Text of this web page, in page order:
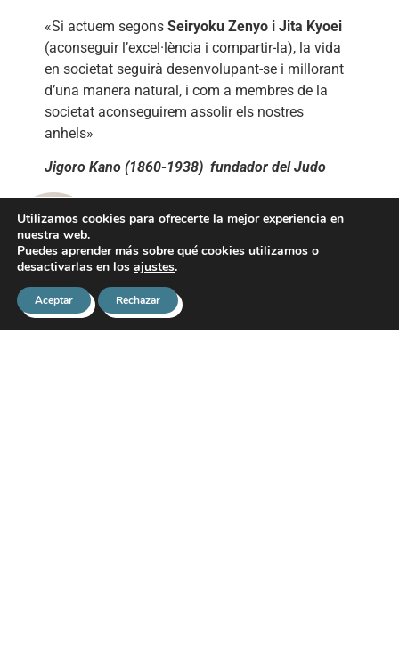
«Si actuem segons Seiryoku Zenyo i Jita Kyoei
(aconseguir l’excel·lència i compartir-la), la vida
en societat seguirà desenvolupant-se i millorant
d’una manera natural, i com a membres de la
societat aconseguirem assolir els nostres
anhels»
Jigoro Kano (1860-1938) fundador del Judo
Ferran Agúndez
Utilizamos cookies para ofrecerte la mejor experiencia en
nuestra web.
Puedes aprender más sobre qué cookies utilizamos o
desactivarlas en los ajustes.
Aceptar Rechazar